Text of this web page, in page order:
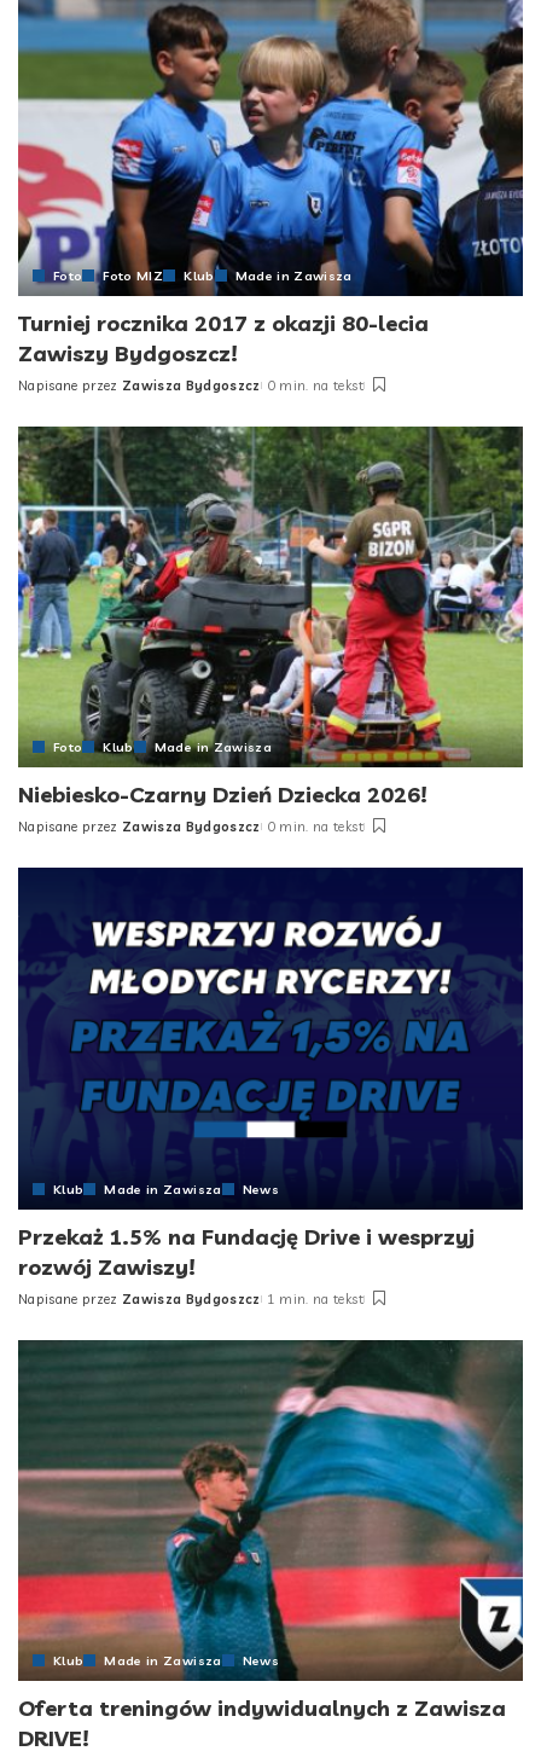
Foto Foto MIZ Klub Made in Zawisza
Turniej rocznika 2017 z okazji 80-lecia
Zawiszy Bydgoszcz!
Posted
Napisane przez Zawisza Bydgoszcz 0 min. na tekst
Foto Klub Made in Zawisza
Niebiesko-Czarny Dzień Dziecka 2026!
Posted
Napisane przez Zawisza Bydgoszcz 0 min. na tekst
Klub Made in Zawisza News
Przekaż 1.5% na Fundację Drive i wesprzyj
rozwój Zawiszy!
Posted
Napisane przez Zawisza Bydgoszcz 1 min. na tekst
Klub Made in Zawisza News
Oferta treningów indywidualnych z Zawisza
DRIVE!